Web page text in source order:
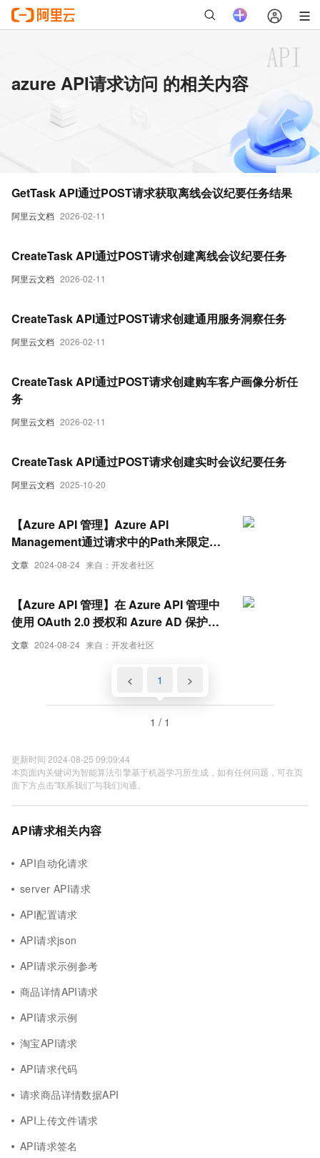
azure API请求访问 的相关内容
阿里云文档 2026-02-11
GetTask API通过POST请求获取离线会议纪要任务结果
阿里云文档 2026-02-11
CreateTask API通过POST请求创建离线会议纪要任务
阿里云文档 2026-02-11
CreateTask API通过POST请求创建通用服务洞察任务
阿里云文档 2026-02-11
CreateTask API通过POST请求创建购车客户画像分析任
务
阿里云文档 2025-10-20
CreateTask API通过POST请求创建实时会议纪要任务
文章 2024-08-24 来自：开发者社区
【Azure API 管理】Azure API
Management通过请求中的Path来限定其
被访问的频率(如1秒一次)
文章 2024-08-24 来自：开发者社区
【Azure API 管理】在 Azure API 管理中
使用 OAuth 2.0 授权和 Azure AD 保护
Web API 后端，在请求中携带Token访问
< 1 >
1 / 1
更新时间 2024-08-25 09:09:44
本页面内关键词为智能算法引擎基于机器学习所生成，如有任何问题，可在页
面下方点击"联系我们"与我们沟通。
API请求相关内容
API自动化请求
server API请求
API配置请求
API请求json
API请求示例参考
商品详情API请求
API请求示例
淘宝API请求
API请求代码
请求商品详情数据API
API上传文件请求
API请求签名